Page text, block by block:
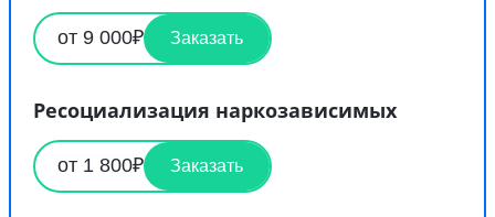
от 9 000₽ Заказать
Ресоциализация наркозависимых
от 1 800₽ Заказать